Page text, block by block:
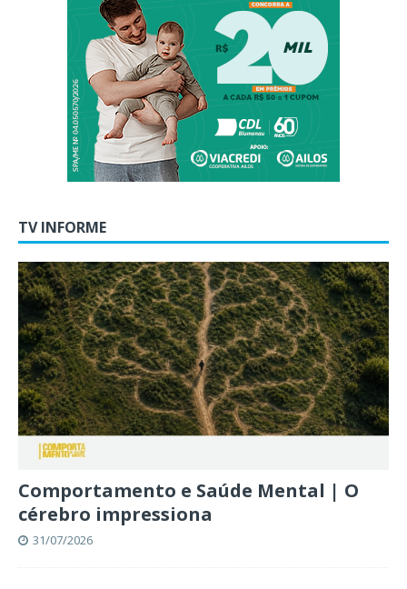
TV INFORME
Comportamento e Saúde Mental | O
cérebro impressiona
31/07/2026